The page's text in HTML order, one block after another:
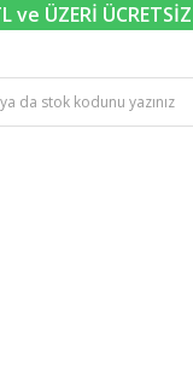
ve ÜZERİ